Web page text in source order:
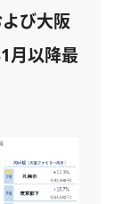
び大阪
月以降最